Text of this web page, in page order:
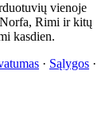
vienoje
Rimi ir kitų
kasdien.
· Sąlygos ·